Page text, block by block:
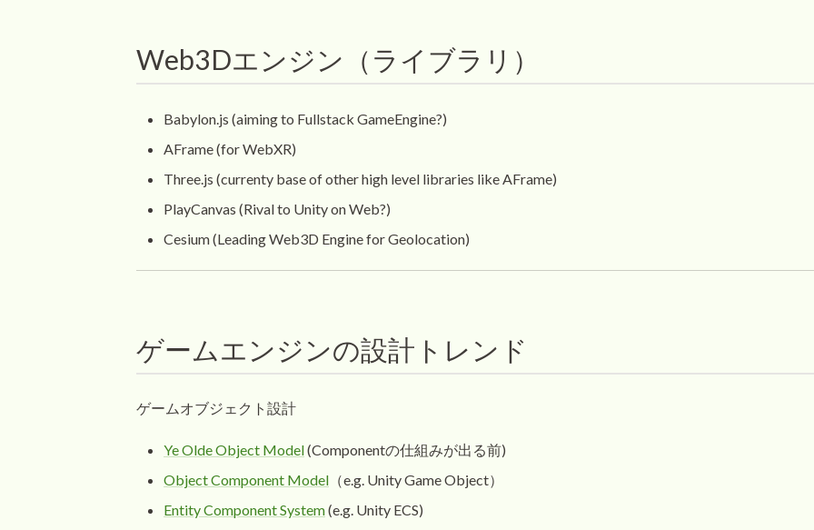
Web3Dエンジン（ライブラリ）
Babylon.js (aiming to Fullstack GameEngine?)
AFrame (for WebXR)
Three.js (currenty base of other high level libraries like AFrame)
PlayCanvas (Rival to Unity on Web?)
Cesium (Leading Web3D Engine for Geolocation)
ゲームエンジンの設計トレンド
ゲームオブジェクト設計
Ye Olde Object Model(Componentの仕組みが出る前)
Object Component Model （e.g. Unity Game Object）
Entity Component System(e.g. Unity ECS)